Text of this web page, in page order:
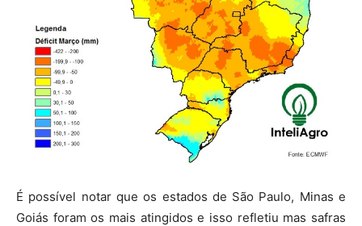
É possível notar que os estados de São Paulo, Minas e
Goiás foram os mais atingidos e isso refletiu mas safras